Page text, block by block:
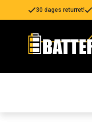
30 dages returret!